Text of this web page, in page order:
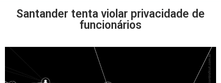
Santander tenta violar privacidade de
funcionários